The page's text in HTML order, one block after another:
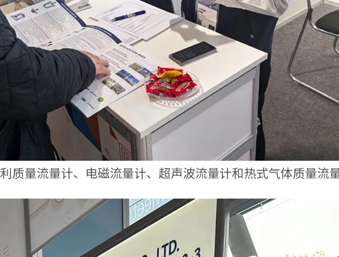
质量流量计、电磁流量计、超声波流量计和热式气体质量流